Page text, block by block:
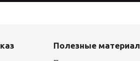
Полезные